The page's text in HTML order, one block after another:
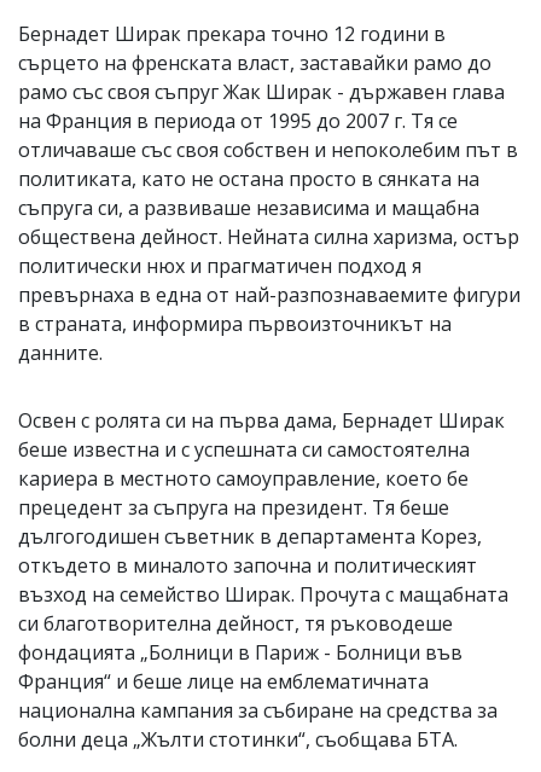
Бернадет Ширак прекара точно 12 години в
сърцето на френската власт, заставайки рамо до
рамо със своя съпруг Жак Ширак - държавен глава
на Франция в периода от 1995 до 2007 г. Тя се
отличаваше със своя собствен и непоколебим път в
политиката, като не остана просто в сянката на
съпруга си, а развиваше независима и мащабна
обществена дейност. Нейната силна харизма, остър
политически нюх и прагматичен подход я
превърнаха в една от най-разпознаваемите фигури
в страната, информира първоизточникът на
данните.
Освен с ролята си на първа дама, Бернадет Ширак
беше известна и с успешната си самостоятелна
кариера в местното самоуправление, което бе
прецедент за съпруга на президент. Тя беше
дългогодишен съветник в департамента Корез,
откъдето в миналото започна и политическият
възход на семейство Ширак. Прочута с мащабната
си благотворителна дейност, тя ръководеше
фондацията „Болници в Париж - Болници във
Франция“ и беше лице на емблематичната
национална кампания за събиране на средства за
болни деца „Жълти стотинки“, съобщава БТА.